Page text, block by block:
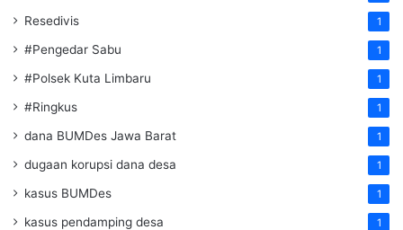
Resedivis 1
#Pengedar Sabu 1
#Polsek Kuta Limbaru 1
#Ringkus 1
dana BUMDes Jawa Barat 1
dugaan korupsi dana desa 1
kasus BUMDes 1
kasus pendamping desa 1